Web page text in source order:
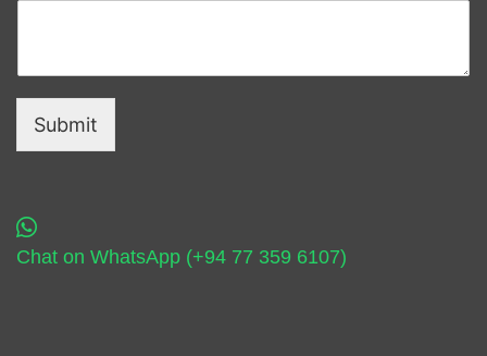
Submit
Chat on WhatsApp (+94 77 359 6107)